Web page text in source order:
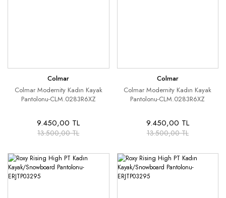
Colmar
Colmar Modernity Kadın Kayak
Pantolonu-CLM.0283R6XZ
9.450,00 TL
13.500,00 TL
Colmar
Colmar Modernity Kadın Kayak
Pantolonu-CLM.0283R6XZ
9.450,00 TL
13.500,00 TL